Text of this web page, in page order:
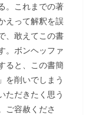
。これまでの著
えって解釈を誤
、敢えてこの書
。ボンヘッファ
ると、この書簡
を削いでしまう
ただきたく思う
ご容赦くださ